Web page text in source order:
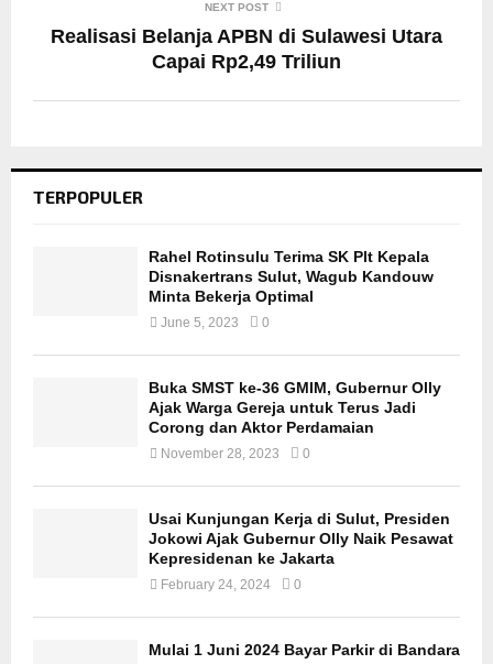
NEXT POST
Realisasi Belanja APBN di Sulawesi Utara
Capai Rp2,49 Triliun
TERPOPULER
Rahel Rotinsulu Terima SK Plt Kepala
Disnakertrans Sulut, Wagub Kandouw
Minta Bekerja Optimal
June 5, 2023 0
Buka SMST ke-36 GMIM, Gubernur Olly
Ajak Warga Gereja untuk Terus Jadi
Corong dan Aktor Perdamaian
November 28, 2023 0
Usai Kunjungan Kerja di Sulut, Presiden
Jokowi Ajak Gubernur Olly Naik Pesawat
Kepresidenan ke Jakarta
February 24, 2024 0
Mulai 1 Juni 2024 Bayar Parkir di Bandara